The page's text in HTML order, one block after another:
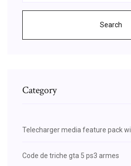
Search
Category
Telecharger media feature pack
Code de triche gta 5 ps3 armes